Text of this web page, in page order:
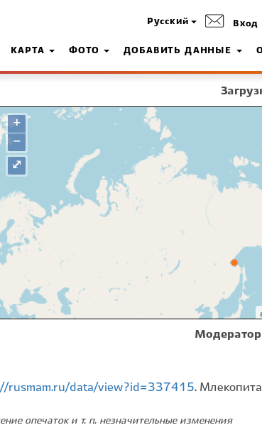
Русский Вход
КАРТА ФОТО ДОБАВИТЬ ДАННЫЕ
+
−
⤢
Модератор
rusmam.ru/data/view?id=337415.
опечаток и т. п. незначительные изменения